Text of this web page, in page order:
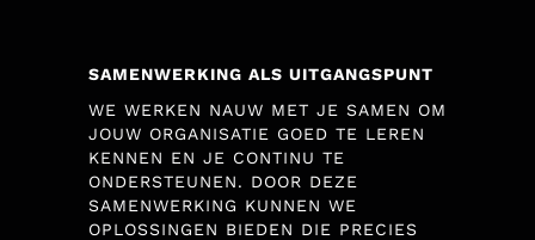
SAMENWERKING ALS UITGANGSPUNT
WE WERKEN NAUW MET JE SAMEN OM
JOUW ORGANISATIE GOED TE LEREN
KENNEN EN JE CONTINU TE
ONDERSTEUNEN. DOOR DEZE
SAMENWERKING KUNNEN WE
OPLOSSINGEN BIEDEN DIE PRECIES